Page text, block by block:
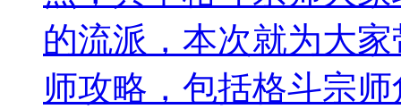
的流派，本次就为大
师攻略，包括格斗宗